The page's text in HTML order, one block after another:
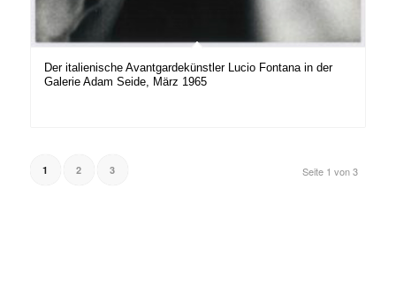
Der italienische Avantgardekünstler Lucio Fontana in der
Galerie Adam Seide, März 1965
Seite 1 von 3
1 2 3